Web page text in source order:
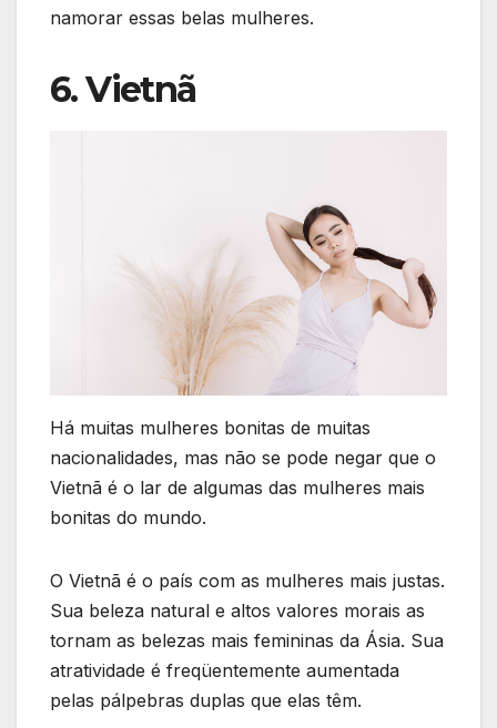
namorar essas belas mulheres.
6. Vietnã
Há muitas mulheres bonitas de muitas
nacionalidades, mas não se pode negar que o
Vietnã é o lar de algumas das mulheres mais
bonitas do mundo.
O Vietnã é o país com as mulheres mais justas.
Sua beleza natural e altos valores morais as
tornam as belezas mais femininas da Ásia. Sua
atratividade é freqüentemente aumentada
pelas pálpebras duplas que elas têm.